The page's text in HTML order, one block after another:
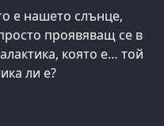
е нашето слънце,
проявяващ се в
която е… той
ли е?